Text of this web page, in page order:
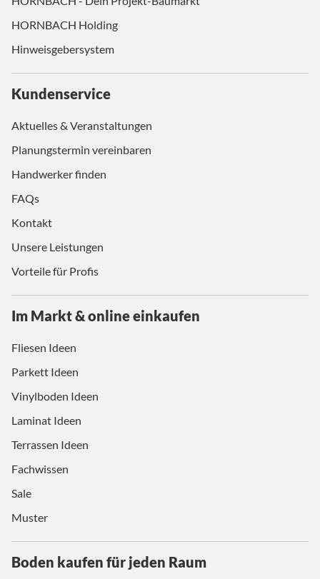
HORNBACH Holding
Hinweisgebersystem
Kundenservice
Aktuelles & Veranstaltungen
Planungstermin vereinbaren
Handwerker finden
FAQs
Kontakt
Unsere Leistungen
Vorteile für Profis
Im Markt & online einkaufen
Fliesen Ideen
Parkett Ideen
Vinylboden Ideen
Laminat Ideen
Terrassen Ideen
Fachwissen
Sale
Muster
Boden kaufen für jeden Raum